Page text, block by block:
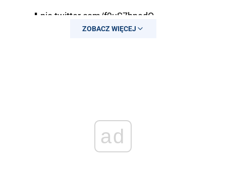
⬇️ pic.twitter.com/f9uS7hnedO
ZOBACZ WIĘCEJ
ad